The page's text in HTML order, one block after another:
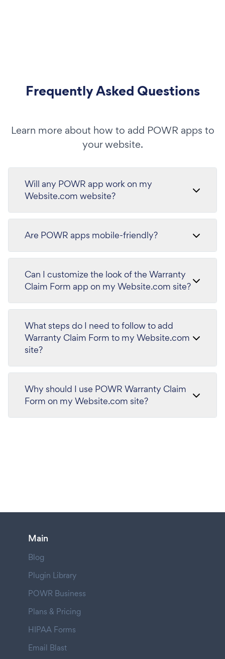
Frequently Asked Questions
Learn more about how to add POWR apps to
your website.
Will any POWR app work on my
Website.com website?
Are POWR apps mobile-friendly?
Can I customize the look of the Warranty
Claim Form app on my Website.com site?
What steps do I need to follow to add
Warranty Claim Form to my Website.com
site?
Why should I use POWR Warranty Claim
Form on my Website.com site?
Main
Blog
Plugin Library
POWR Business
Plans & Pricing
HIPAA Forms
Email Blast